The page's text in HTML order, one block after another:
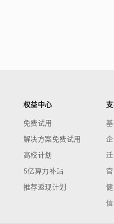
权益中心
免费试用
解决方案免费试用
高校计划
5亿算力补贴
推荐返现计划